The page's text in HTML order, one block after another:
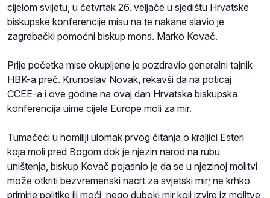
cijelom svijetu, u četvrtak 26. veljače u sjedištu Hrvatske
biskupske konferencije misu na te nakane slavio je
zagrebački pomoćni biskup mons. Marko Kovač.
Prije početka mise okupljene je pozdravio generalni tajnik
HBK-a preč. Krunoslav Novak, rekavši da na poticaj
CCEE-a i ove godine na ovaj dan Hrvatska biskupska
konferencija uime cijele Europe moli za mir.
Tumačeći u homiliji ulomak prvog čitanja o kraljici Esteri
koja moli pred Bogom dok je njezin narod na rubu
uništenja, biskup Kovač pojasnio je da se u njezinoj molitvi
može otkriti bezvremenski nacrt za svjetski mir; ne krhko
primirje politike ili moći, nego duboki mir koji izvire iz molitve,